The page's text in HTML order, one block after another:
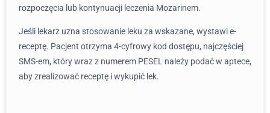
rozpoczęcia lub kontynuacji leczenia Mozarinem.
Jeśli lekarz uzna stosowanie leku za wskazane, wystawi e-
receptę. Pacjent otrzyma 4-cyfrowy kod dostępu, najczęściej
SMS-em, który wraz z numerem PESEL należy podać w aptece,
aby zrealizować receptę i wykupić lek.